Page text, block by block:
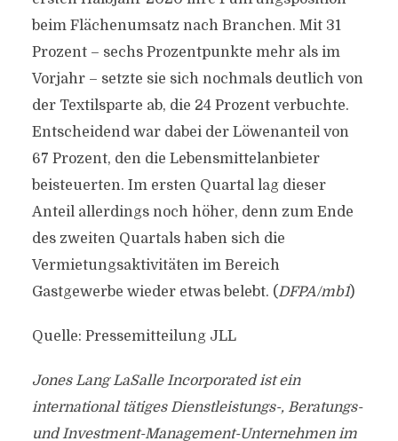
beim Flächenumsatz nach Branchen. Mit 31
Prozent – sechs Prozentpunkte mehr als im
Vorjahr – setzte sie sich nochmals deutlich von
der Textilsparte ab, die 24 Prozent verbuchte.
Entscheidend war dabei der Löwenanteil von
67 Prozent, den die Lebensmittelanbieter
beisteuerten. Im ersten Quartal lag dieser
Anteil allerdings noch höher, denn zum Ende
des zweiten Quartals haben sich die
Vermietungsaktivitäten im Bereich
Gastgewerbe wieder etwas belebt. (DFPA/mb1)
Quelle: Pressemitteilung JLL
Jones Lang LaSalle Incorporated ist ein
international tätiges Dienstleistungs-, Beratungs-
und Investment-Management-Unternehmen im